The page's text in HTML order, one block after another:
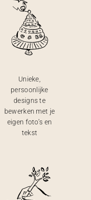
Unieke,
persoonlijke
designs te
bewerken met je
eigen foto’s en
tekst